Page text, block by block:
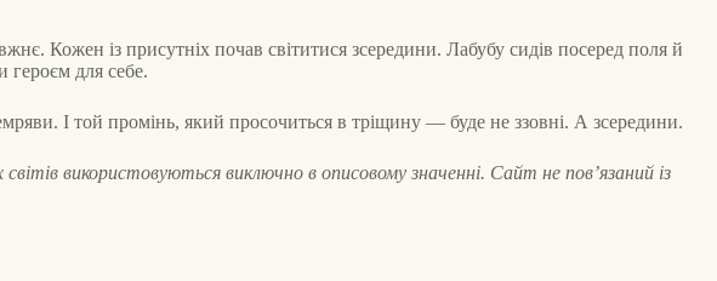
Кожен із присутніх почав світитися зсередини. Лабубу сидів посеред поля й
героєм для себе.
І той промінь, який просочиться в тріщину — буде не ззовні. А зсередини.
використовуються виключно в описовому значенні. Сайт не пов’язаний із